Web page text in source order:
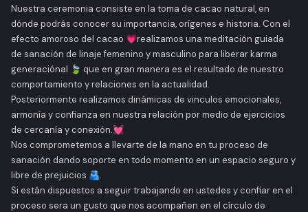
Nuestra ceremonia consiste en la toma de cacao natural, en
dónde podrás conocer su importancia, orígenes e historia. Con el
efecto amoroso del cacao 💗realizamos una meditación guiada
de sanación de linaje femenino y masculino para liberar karma
generaciónal 🍃 que en gran manera es el resultado de nuestro
comportamiento y relaciones en la actualidad.
Posteriormente realizamos dinámicas de vinculos emocionales,
armonía y confianza en nuestra relación por medio de ejercicios
de cercanía y conexión.💓
Nos comprometemos a llevarte de la mano en tu proceso de
sanación dando soporte en todo momento en un espacio seguro y
libre de prejuicios 🫂.
Si están dispuestos a seguir trabajando en ustedes y confiar en el
proceso sera un gusto que nos acompañen en el círculo de